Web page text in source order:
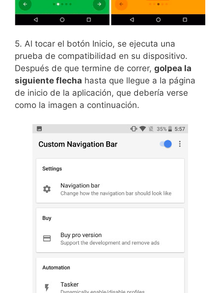
5. Al tocar el botón Inicio, se ejecuta una
prueba de compatibilidad en su dispositivo.
Después de que termine de correr, golpea la
siguiente flecha hasta que llegue a la página
de inicio de la aplicación, que debería verse
como la imagen a continuación.